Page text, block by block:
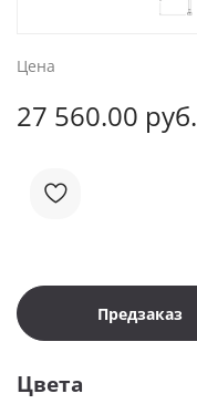
Цена
27 560.00 руб.
Предзаказ
Цвета